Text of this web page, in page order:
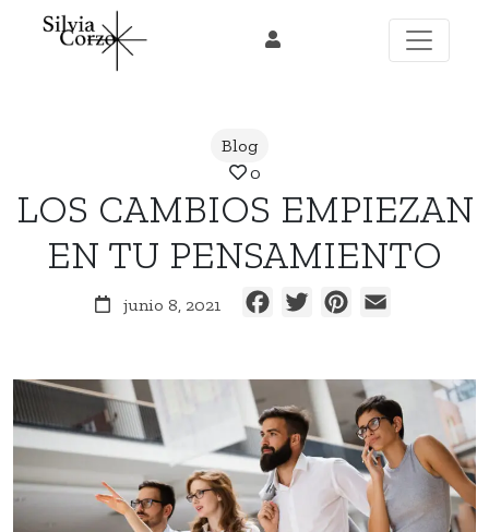
Blog
0
LOS CAMBIOS EMPIEZAN
EN TU PENSAMIENTO
junio 8, 2021 FacebookTwitterPinterest